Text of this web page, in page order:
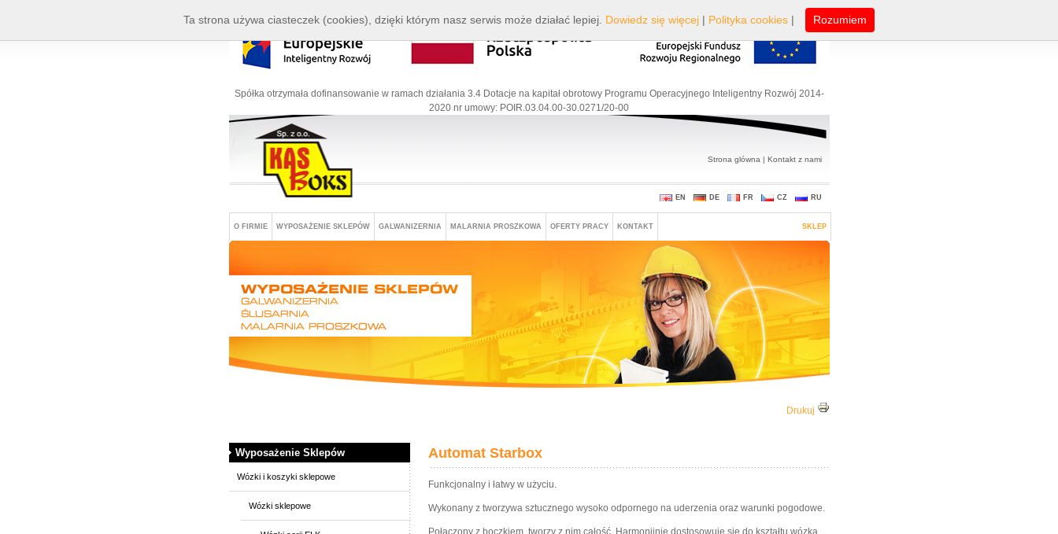
Spółka otrzymała dofinansowanie w ramach działania 3.4 Dotacje na kapitał obrotowy Programu Operacyjnego Inteligentny Rozwój 2014-
2020 nr umowy: POIR.03.04.00-30.0271/20-00
EN DE FR CZ RU
Strona glówna | Kontakt z nami
O FIRMIE WYPOSAŻENIE SKLEPÓW GALWANIZERNIA MALARNIA PROSZKOWA OFERTY PRACY KONTAKT SKLEP
Drukuj
Wyposażenie Sklepów
Wózki i koszyki sklepowe
Wózki sklepowe
Automat Starbox
Funkcjonalny i łatwy w użyciu.
Wykonany z tworzywa sztucznego wysoko odpornego na uderzenia oraz warunki pogodowe.
Połączony z boczkiem, tworzy z nim całość. Harmonijnie dostosowuje się do kształtu wózka,
Ta strona używa ciasteczek (cookies), dzięki którym nasz serwis może działać lepiej. Dowiedz się więcej | Polityka cookies | Rozumiem